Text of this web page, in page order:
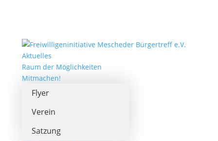
Aktuelles
Raum der Möglichkeiten
Mitmachen!
Flyer
Verein
Satzung